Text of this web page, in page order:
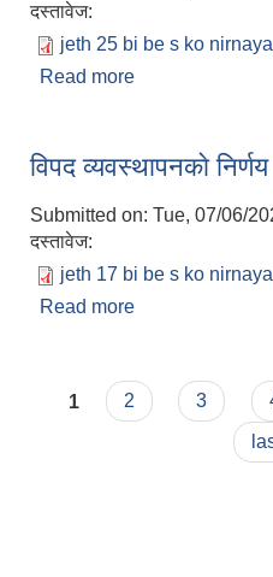
दस्तावेज:
jeth 25 bi be s ko
Read more
विपद व्यवस्थापनकाे
Submitted on: Tue, 07/06/
दस्तावेज:
jeth 17 bi be s ko
Read more
Pages
1 2 3